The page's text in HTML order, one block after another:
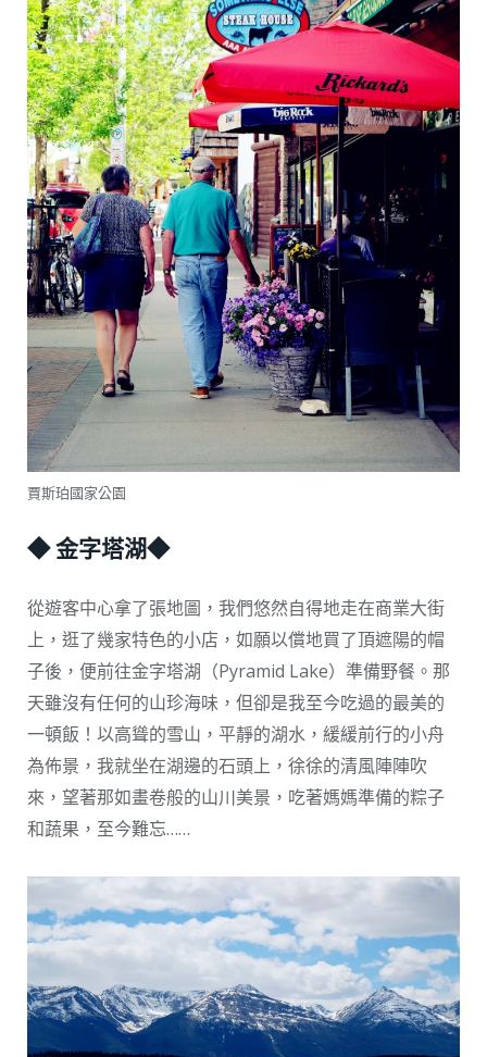
賈斯珀國家公園
◆ 金字塔湖◆
從遊客中心拿了張地圖，我們悠然自得地走在商業大街
上，逛了幾家特色的小店，如願以償地買了頂遮陽的帽
子後，便前往金字塔湖（Pyramid Lake）準備野餐。那
天雖沒有任何的山珍海味，但卻是我至今吃過的最美的
一頓飯！以高聳的雪山，平靜的湖水，緩緩前行的小舟
為佈景，我就坐在湖邊的石頭上，徐徐的清風陣陣吹
來，望著那如畫卷般的山川美景，吃著媽媽準備的粽子
和蔬果，至今難忘……